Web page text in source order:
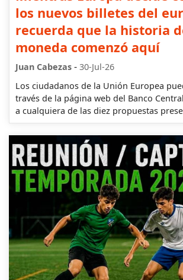
los nuevos billetes del
recuerda que la historia
moneda comenzó aquí
Juan Cabezas - 30-Jul-26
Los ciudadanos de la Unión Europea
través de la página web del Banco
a cualquiera de las diez propuestas